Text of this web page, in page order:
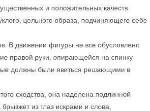
и положительных качеств
цельного образа, подчиняющего себе
В движении фигуры не все обусловлено
правой руки, опирающейся на спинку
должны были явиться решающими в
сходства, она наделена подлинной
из глаз искрами и слова,